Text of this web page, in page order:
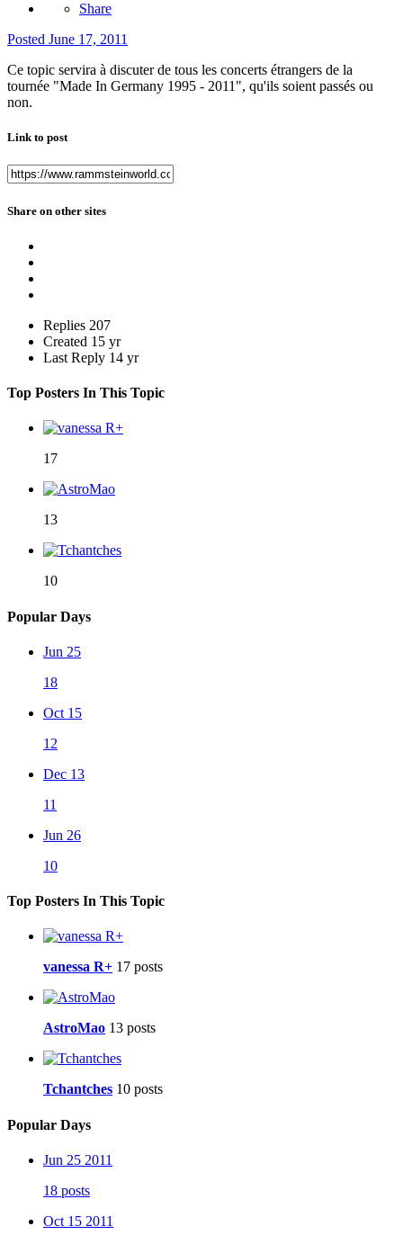
Share
Posted June 17, 2011
Ce topic servira à discuter de tous les concerts étrangers de la
tournée "Made In Germany 1995 - 2011", qu'ils soient passés ou
non.
Link to post
Share on other sites
Replies 207
Created 15 yr
Last Reply 14 yr
Top Posters In This Topic
17
13
10
Popular Days
Jun 25
18
Oct 15
12
Dec 13
11
Jun 26
10
Top Posters In This Topic
vanessa R+ 17 posts
AstroMao 13 posts
Tchantches 10 posts
Popular Days
Jun 25 2011
18 posts
Oct 15 2011